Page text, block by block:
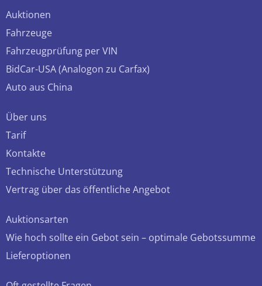
Auktionen
Fahrzeuge
Fahrzeugprüfung per VIN
BidCar-USA (Analogon zu Carfax)
Auto aus China
Über uns
Tarif
Kontakte
Technische Unterstützung
Vertrag über das öffentliche Angebot
Auktionsarten
Wie hoch sollte ein Gebot sein – optimale Gebotssumme
Lieferoptionen